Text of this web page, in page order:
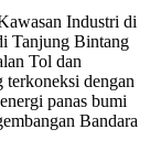
Industri di
Tanjung Bintang
Tol dan
dengan
panas bumi
Bandara